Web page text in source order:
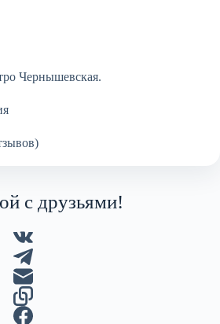
Чернышевская.
с друзьями!